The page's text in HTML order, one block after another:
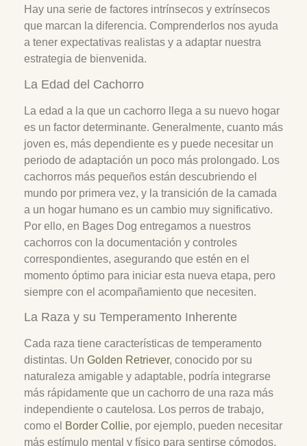
Hay una serie de factores intrínsecos y extrínsecos
que marcan la diferencia. Comprenderlos nos ayuda
a tener expectativas realistas y a adaptar nuestra
estrategia de bienvenida.
La Edad del Cachorro
La edad a la que un cachorro llega a su nuevo hogar
es un factor determinante. Generalmente, cuanto más
joven es, más dependiente es y puede necesitar un
periodo de adaptación un poco más prolongado. Los
cachorros más pequeños están descubriendo el
mundo por primera vez, y la transición de la camada
a un hogar humano es un cambio muy significativo.
Por ello, en Bages Dog entregamos a nuestros
cachorros con la documentación y controles
correspondientes, asegurando que estén en el
momento óptimo para iniciar esta nueva etapa, pero
siempre con el acompañamiento que necesiten.
La Raza y su Temperamento Inherente
Cada raza tiene características de temperamento
distintas. Un Golden Retriever, conocido por su
naturaleza amigable y adaptable, podría integrarse
más rápidamente que un cachorro de una raza más
independiente o cautelosa. Los perros de trabajo,
como el
Border Collie, por ejemplo, pueden necesitar
más estímulo mental y físico para sentirse cómodos,